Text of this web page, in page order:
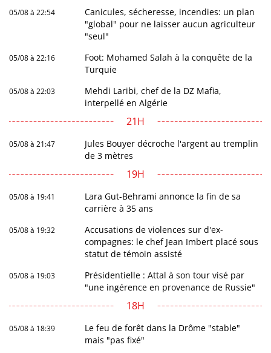
05/08 à 22:54
Canicules, sécheresse, incendies: un plan
"global" pour ne laisser aucun agriculteur
"seul"
05/08 à 22:16
Foot: Mohamed Salah à la conquête de la
Turquie
05/08 à 22:03
Mehdi Laribi, chef de la DZ Mafia,
interpellé en Algérie
21H
05/08 à 21:47
Jules Bouyer décroche l'argent au tremplin
de 3 mètres
19H
05/08 à 19:41
Lara Gut-Behrami annonce la fin de sa
carrière à 35 ans
05/08 à 19:32
Accusations de violences sur d'ex-
compagnes: le chef Jean Imbert placé sous
statut de témoin assisté
05/08 à 19:03
Présidentielle : Attal à son tour visé par
"une ingérence en provenance de Russie"
18H
05/08 à 18:39
Le feu de forêt dans la Drôme "stable"
mais "pas fixé"